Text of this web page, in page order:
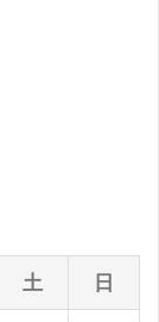
土 日